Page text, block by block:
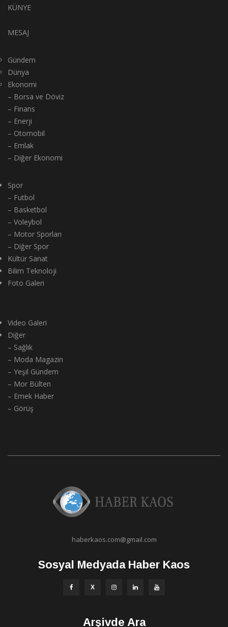
KÜNYE
MESAJ
Gündem
Dünya
Ekonomi
– Borsa ve Döviz
– Finans
– Enerji
– Otomobil
– Emlak
– Diğer Ekonomi
Spor
– Futbol
– Basketbol
– Voleybol
– Motor Sporları
– Diğer Spor
Kültür Sanat
Bilim Teknoloji
Foto Galeri
Video Galeri
Diğer
– Sağlık
– Moda Magazin
– Yeşil Gündem
– Mor Bülten
– Emek Haber
– Görüş
haberkaos.com@gmail.com
Sosyal Medyada Haber Kaos
Arşivde Ara